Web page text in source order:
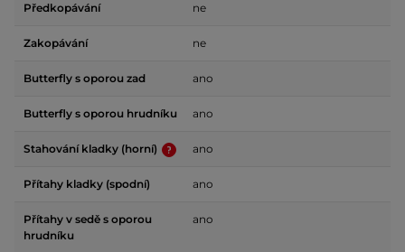
Předkopávání ne
Zakopávání ne
Butterfly s oporou zad ano
Butterfly s oporou hrudníku ano
Stahování kladky (horní) ano
Přítahy kladky (spodní) ano
Přítahy v sedě s oporou
hrudníku
ano